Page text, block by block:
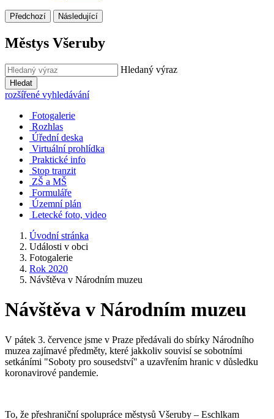
Předchozí Následující
Městys Všeruby
Hledaný výraz
Hledat
rozšířené vyhledávání
Fotogalerie
Rozhlas
Úřední deska
Virtuální prohlídka
Praktické info
Stop tranzit
ZŠ a MŠ
Formuláře
Územní plán
Letecké foto, video
Úvodní stránka
Události v obci
Fotogalerie
Rok 2020
Návštěva v Národním muzeu
Návštěva v Národním muzeu
V pátek 3. července jsme v Praze předávali do sbírky Národního
muzea zajímavé předměty, které jakkoliv souvisí se sobotními
setkáními "Soboty pro sousedství" a uzavřením hranic v důsledku
koronavirové pandemie.
To, že přeshraniční spolupráce městysů Všeruby – Eschlkam